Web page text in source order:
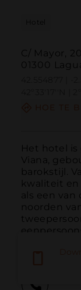
Hotel
C/ Mayor, 20
01300
Het hotel is
Viana,
barokstijl.
kwaliteit
als een
noorden